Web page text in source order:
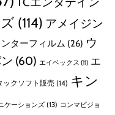
(114) アメイジン
ターフィルム (26) ウ
(60) エイベックス (11) エ
ックソフト販売 (14) キン
ケーションズ (13) コンマビジョ